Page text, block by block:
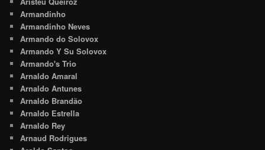
Armandinho
Armandinho Neves
Armando do Solovox
Armando Y Su Solovox
Armando's Trio
Arnaldo Amaral
Arnaldo Antunes
Arnaldo Brandão
Arnaldo Estrella
Arnaldo Rey
Arnaud Rodrigues